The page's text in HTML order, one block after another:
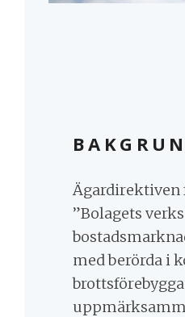
Ägardirektiven
”Bolagets
med berörda i